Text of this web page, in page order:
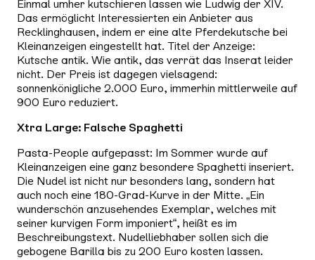
Einmal umher kutschieren lassen wie Ludwig der XIV.
Das ermöglicht Interessierten ein Anbieter aus
Recklinghausen, indem er eine alte Pferdekutsche bei
Kleinanzeigen eingestellt hat. Titel der Anzeige:
Kutsche antik. Wie antik, das verrät das Inserat leider
nicht. Der Preis ist dagegen vielsagend:
sonnenkönigliche 2.000 Euro, immerhin mittlerweile auf
900 Euro reduziert.
Xtra Large: Falsche Spaghetti
Pasta-People aufgepasst: Im Sommer wurde auf
Kleinanzeigen eine ganz besondere Spaghetti inseriert.
Die Nudel ist nicht nur besonders lang, sondern hat
auch noch eine 180-Grad-Kurve in der Mitte. „Ein
wunderschön anzusehendes Exemplar, welches mit
seiner kurvigen Form imponiert“, heißt es im
Beschreibungstext. Nudelliebhaber sollen sich die
gebogene Barilla bis zu 200 Euro kosten lassen.